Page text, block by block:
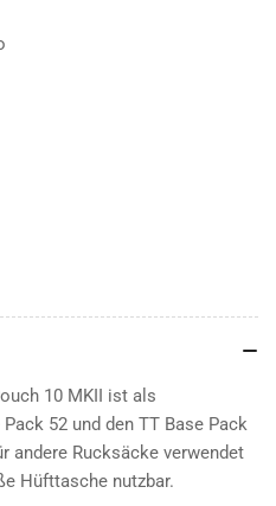
10 MKII ist als
52 und den TT Base Pack
andere Rucksäcke verwendet
Hüfttasche nutzbar.